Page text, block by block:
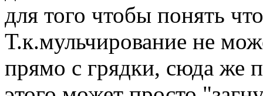
для того чтобы понять
Т.к.мульчирование не
прямо с грядки, сюда же